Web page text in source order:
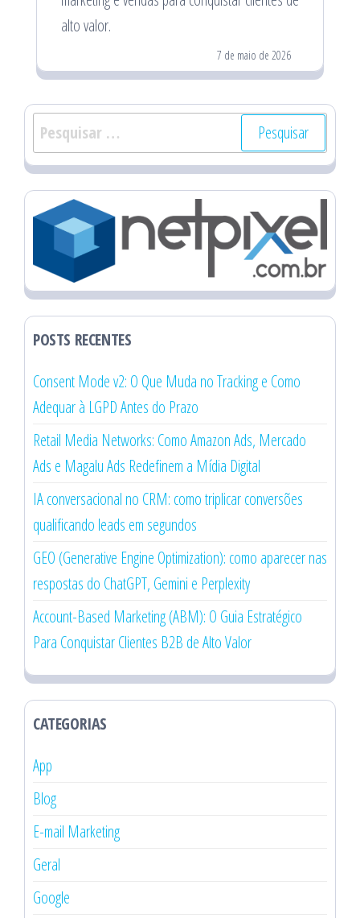
alto valor.
7 de maio de 2026
Pesquisar
por:
POSTS RECENTES
Consent Mode v2: O Que Muda no Tracking e Como
Adequar à LGPD Antes do Prazo
Retail Media Networks: Como Amazon Ads, Mercado
Ads e Magalu Ads Redefinem a Mídia Digital
IA conversacional no CRM: como triplicar conversões
qualificando leads em segundos
GEO (Generative Engine Optimization): como aparecer nas
respostas do ChatGPT, Gemini e Perplexity
Account-Based Marketing (ABM): O Guia Estratégico
Para Conquistar Clientes B2B de Alto Valor
CATEGORIAS
App
Blog
E-mail Marketing
Geral
Google